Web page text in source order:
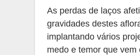
As perdas de laços
gravidades destes
implantando vários
medo e temor que